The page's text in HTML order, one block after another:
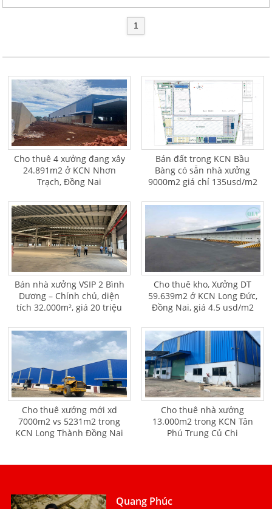
1
Cho thuê 4 xưởng đang xây
24.891m2 ở KCN Nhơn
Trạch, Đồng Nai
Bán đất trong KCN Bầu
Bàng có sẵn nhà xưởng
9000m2 giá chỉ 135usd/m2
Bán nhà xưởng VSIP 2 Bình
Dương – Chính chủ, diện
tích 32.000m², giá 20 triệu
Cho thuê kho, Xưởng DT
59.639m2 ở KCN Long Đức,
Đồng Nai, giá 4.5 usd/m2
Cho thuê xưởng mới xd
7000m2 vs 5231m2 trong
KCN Long Thành Đồng Nai
Cho thuê nhà xưởng
13.000m2 trong KCN Tân
Phú Trung Củ Chi
Quang Phúc